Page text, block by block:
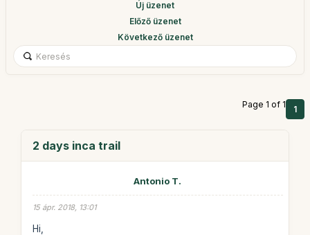
Új üzenet
Előző üzenet
Következő üzenet
Page 1 of 1 1
2 days inca trail
Antonio T.
15 ápr. 2018, 13:01
Hi,